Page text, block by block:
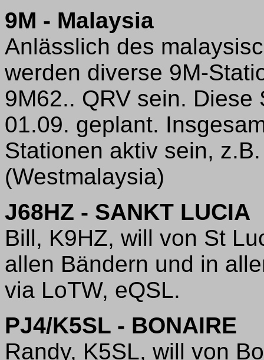
9M - Malaysia
Anlässlich des
werden diverse 9M-
9M62.. QRV sein.
01.09. geplant.
Stationen aktiv sein,
(Westmalaysia)
J68HZ - SANKT LUCIA
Bill, K9HZ, will von St
allen Bändern und in
via LoTW, eQSL.
PJ4/K5SL - BONAIRE
Randy, K5SL, will von